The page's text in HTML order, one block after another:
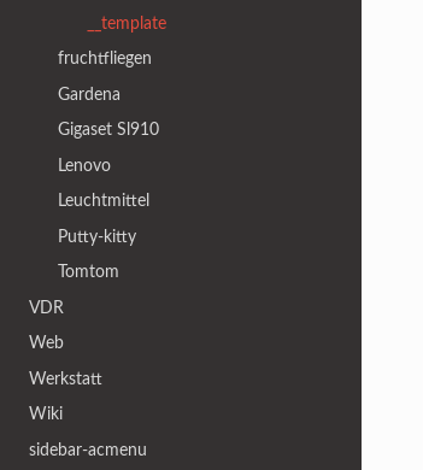
__template
fruchtfliegen
Gardena
Gigaset Sl910
Lenovo
Leuchtmittel
Putty-kitty
Tomtom
VDR
Web
Werkstatt
Wiki
sidebar-acmenu